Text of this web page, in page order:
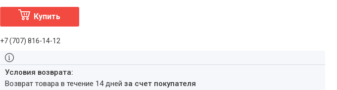
Купить
+7 (707) 816-14-12
возврат товара в течение 14 дней за счет покупателя